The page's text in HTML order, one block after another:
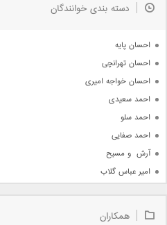
جدیدترین ها
دسته بندی خوانندگان
احسان پایه
احسان تهرانچی
احسان خواجه امیری
احمد سعیدی
احمد سلو
احمد صفایی
آرش  و مسیح
امیر عباس گلاب
امیر علی
همکاران